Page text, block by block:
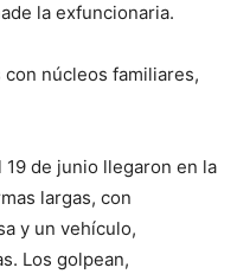
la exfuncionaria.
núcleos familiares,
de junio llegaron en la
largas, con
y un vehículo,
Los golpean,